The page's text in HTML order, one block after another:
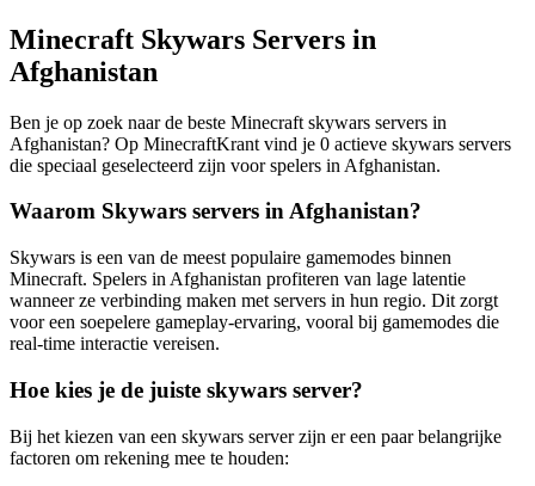
Minecraft Skywars Servers in
Afghanistan
Ben je op zoek naar de beste Minecraft skywars servers in
Afghanistan? Op MinecraftKrant vind je 0 actieve skywars servers
die speciaal geselecteerd zijn voor spelers in Afghanistan.
Waarom Skywars servers in Afghanistan?
Skywars is een van de meest populaire gamemodes binnen
Minecraft. Spelers in Afghanistan profiteren van lage latentie
wanneer ze verbinding maken met servers in hun regio. Dit zorgt
voor een soepelere gameplay-ervaring, vooral bij gamemodes die
real-time interactie vereisen.
Hoe kies je de juiste skywars server?
Bij het kiezen van een skywars server zijn er een paar belangrijke
factoren om rekening mee te houden: